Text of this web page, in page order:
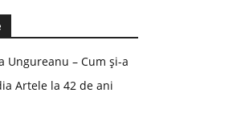
Ungureanu – Cum și-a
Artele la 42 de ani